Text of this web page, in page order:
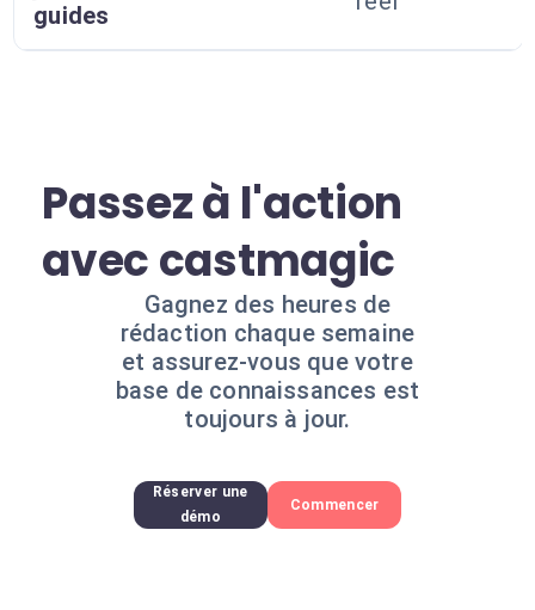
guides
Passez à l'action
avec castmagic
Gagnez des heures de
rédaction chaque semaine
et assurez-vous que votre
base de connaissances est
toujours à jour.
Réserver une
démo
Commencer